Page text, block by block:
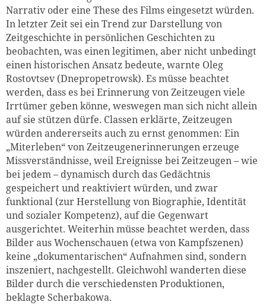
Narrativ oder eine These des Films eingesetzt würden.
In letzter Zeit sei ein Trend zur Darstellung von
Zeitgeschichte in persönlichen Geschichten zu
beobachten, was einen legitimen, aber nicht unbedingt
einen historischen Ansatz bedeute, warnte Oleg
Rostovtsev (Dnepropetrowsk). Es müsse beachtet
werden, dass es bei Erinnerung von Zeitzeugen viele
Irrtümer geben könne, weswegen man sich nicht allein
auf sie stützen dürfe. Classen erklärte, Zeitzeugen
würden andererseits auch zu ernst genommen: Ein
„Miterleben“ von Zeitzeugenerinnerungen erzeuge
Missverständnisse, weil Ereignisse bei Zeitzeugen – wie
bei jedem – dynamisch durch das Gedächtnis
gespeichert und reaktiviert würden, und zwar
funktional (zur Herstellung von Biographie, Identität
und sozialer Kompetenz), auf die Gegenwart
ausgerichtet. Weiterhin müsse beachtet werden, dass
Bilder aus Wochenschauen (etwa von Kampfszenen)
keine „dokumentarischen“ Aufnahmen sind, sondern
inszeniert, nachgestellt. Gleichwohl wanderten diese
Bilder durch die verschiedensten Produktionen,
beklagte Scherbakowa.